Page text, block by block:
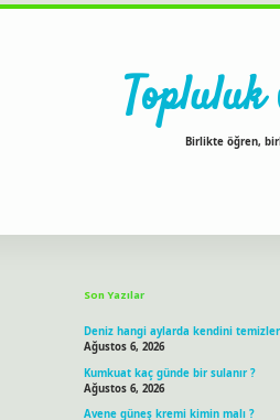
Birlikte öğren,
Son Yazılar
Deniz hangi aylarda kendini
Ağustos 6, 2026
Kumkuat kaç günde bir sulanır ?
Ağustos 6, 2026
Avene güneş kremi kimin malı ?